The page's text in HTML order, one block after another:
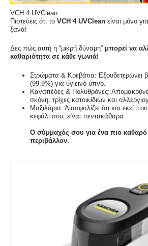
VCH 4 UVClean
Πιστεύεις ότι το VCH 4 UVClean είναι μόνο
ξανά!
Δες πώς αυτή η “μικρή δύναμη” μπορεί να
καθαριότητα σε κάθε γωνιά!
Στρώματα & Κρεβάτια: Εξουδετερώνει
(99,9%) για υγιεινό ύπνο.
Καναπέδες & Πολυθρόνες:
σκόνη, τρίχες κατοικίδιων και
Μαξιλάρια: Διασφαλίζει ότι και εκεί
κεφάλι σου, είναι πεντακάθαρα.
Ο σύμμαχός σου για ένα πιο καθαρό
περιβάλλον.